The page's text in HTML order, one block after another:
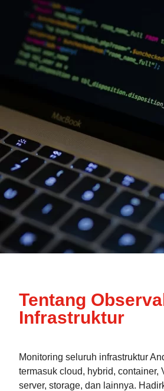
Tentang
Infrastruktur
Monitoring seluruh infrastruktur
termasuk cloud, hybrid, container,
server, storage, dan lainnya.